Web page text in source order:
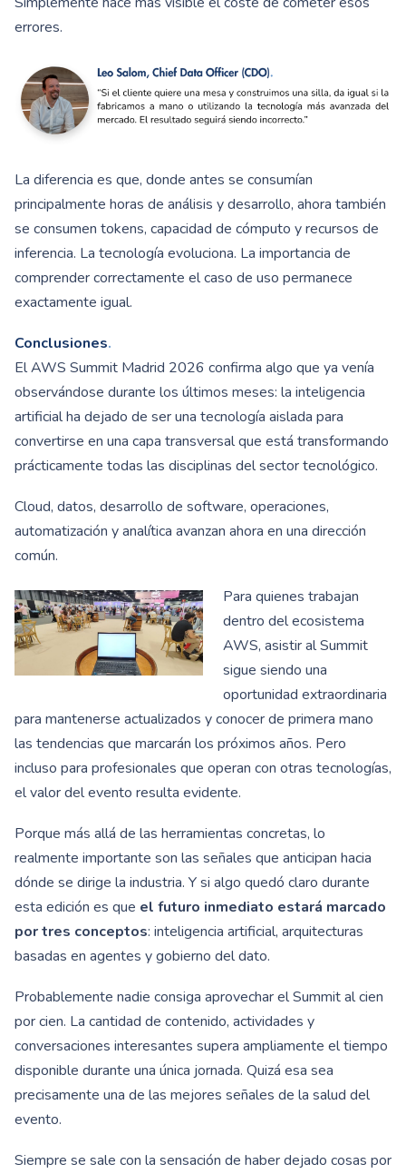
errores.
La diferencia es que, donde antes se consumían
principalmente horas de análisis y desarrollo, ahora también
se consumen tokens, capacidad de cómputo y recursos de
inferencia. La tecnología evoluciona. La importancia de
comprender correctamente el caso de uso permanece
exactamente igual.
Conclusiones.
El AWS Summit Madrid 2026 confirma algo que ya venía
observándose durante los últimos meses: la inteligencia
artificial ha dejado de ser una tecnología aislada para
convertirse en una capa transversal que está transformando
prácticamente todas las disciplinas del sector tecnológico.
Cloud, datos, desarrollo de software, operaciones,
automatización y analítica avanzan ahora en una dirección
común.
Para quienes trabajan
dentro del ecosistema
AWS, asistir al Summit
sigue siendo una
oportunidad extraordinaria
para mantenerse actualizados y conocer de primera mano
las tendencias que marcarán los próximos años. Pero
incluso para profesionales que operan con otras tecnologías,
el valor del evento resulta evidente.
Porque más allá de las herramientas concretas, lo
realmente importante son las señales que anticipan hacia
dónde se dirige la industria. Y si algo quedó claro durante
esta edición es que el futuro inmediato estará marcado
por tres conceptos: inteligencia artificial, arquitecturas
basadas en agentes y gobierno del dato.
Probablemente nadie consiga aprovechar el Summit al cien
por cien. La cantidad de contenido, actividades y
conversaciones interesantes supera ampliamente el tiempo
disponible durante una única jornada. Quizá esa sea
precisamente una de las mejores señales de la salud del
evento.
Siempre se sale con la sensación de haber dejado cosas por